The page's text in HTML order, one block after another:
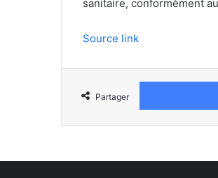
sanitaire, conformément
Source link
Partager